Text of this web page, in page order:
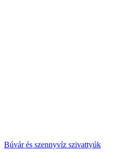
Búvár és szennyvíz szivattyúk